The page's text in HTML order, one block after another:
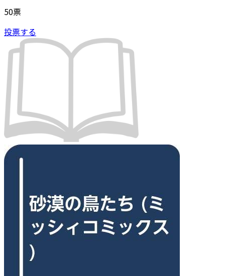
50票
投票する